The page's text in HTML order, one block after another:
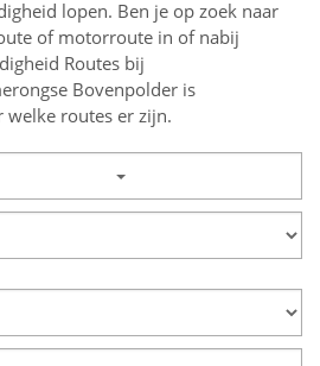
lopen. Ben je op zoek naar
of motorroute in of nabij
Routes bij
Bovenpolder is
welke routes er zijn.